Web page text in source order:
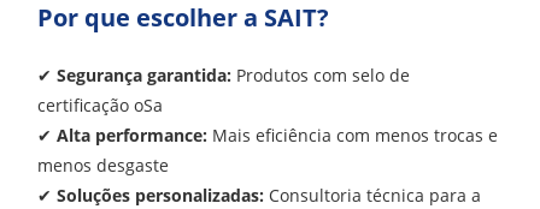
Por que escolher a SAIT?
✔Segurança garantida: Produtos com selo de
certificação oSa
✔Alta performance: Mais eficiência com menos trocas e
menos desgaste
✔Soluções personalizadas: Consultoria técnica para a